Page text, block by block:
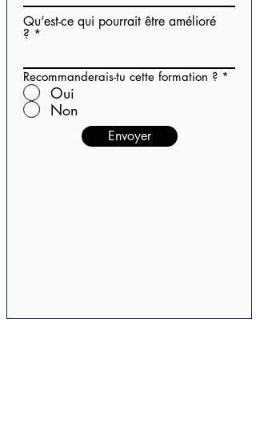
Qu’est-ce qui pourrait être amélioré
?
Recommanderais-tu cette formation ? *
Oui
Non
Envoyer